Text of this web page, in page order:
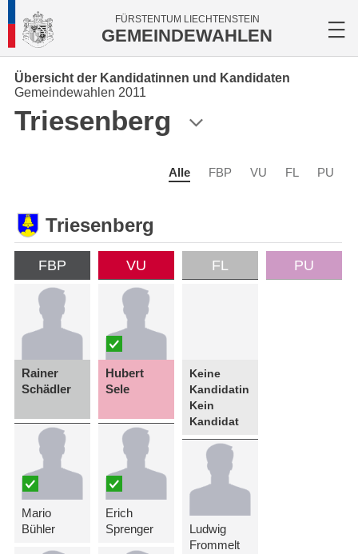
FÜRSTENTUM LIECHTENSTEIN
GEMEINDEWAHLEN
Übersicht der Kandidatinnen und Kandidaten
Gemeindewahlen 2011
Triesenberg
Alle FBP VU FL PU
Triesenberg
FBP
Rainer
Schädler
Mario
Bühler
VU
Hubert
Sele
Erich
Sprenger
FL
Keine
Kandidatin
Kein
Kandidat
Ludwig
Frommelt
PU